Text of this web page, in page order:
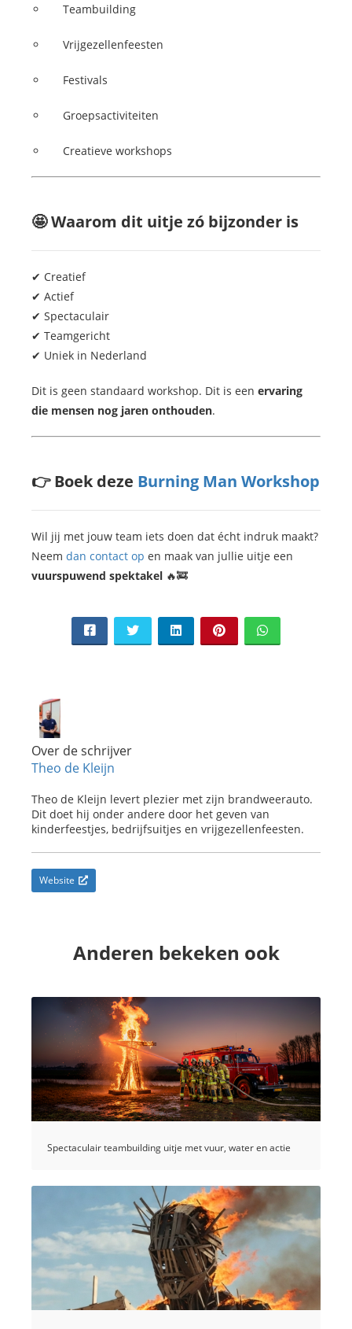
Teambuilding
Vrijgezellenfeesten
Festivals
Groepsactiviteiten
Creatieve workshops
🤩 Waarom dit uitje zó bijzonder is
✔ Creatief
✔ Actief
✔ Spectaculair
✔ Teamgericht
✔ Uniek in Nederland
Dit is geen standaard workshop. Dit is een ervaring
die mensen nog jaren onthouden.
👉 Boek deze Burning Man Workshop
Wil jij met jouw team iets doen dat écht indruk maakt?
Neem dan contact op en maak van jullie uitje een
vuurspuwend spektakel 🔥🚒
Over de schrijver
Theo de Kleijn
Theo de Kleijn levert plezier met zijn brandweerauto.
Dit doet hij onder andere door het geven van
kinderfeestjes, bedrijfsuitjes en vrijgezellenfeesten.
Website
Anderen bekeken ook
Spectaculair teambuilding uitje met vuur, water en actie